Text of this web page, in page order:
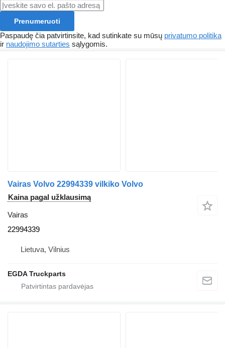
Prenumeruoti
Paspaudę čia patvirtinsite, kad sutinkate su mūsų privatumo politika
ir naudojimo sutarties sąlygomis.
Vairas Volvo 22994339 vilkiko Volvo
Kaina pagal užklausimą
Vairas
22994339
Lietuva, Vilnius
EGDA Truckparts